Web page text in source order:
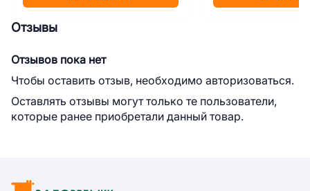
Отзывы
Отзывов пока нет
Чтобы оставить отзыв, необходимо авторизоваться.
Оставлять отзывы могут только те пользователи,
которые ранее приобретали данный товар.